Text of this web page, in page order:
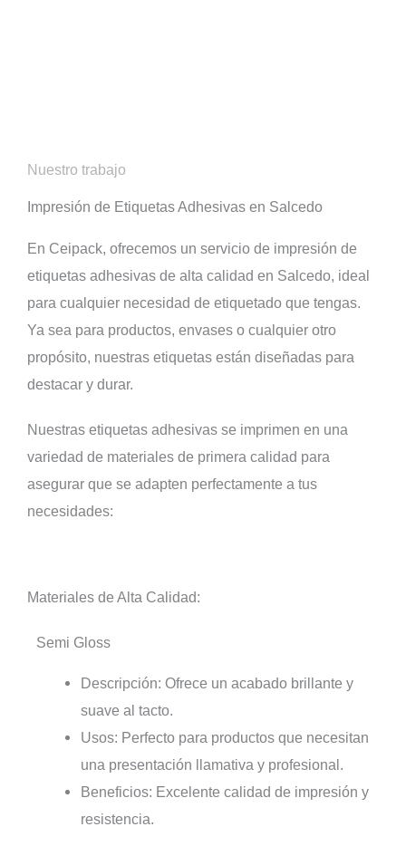
Nuestro trabajo
Impresión de Etiquetas Adhesivas en Salcedo
En Ceipack, ofrecemos un servicio de impresión de
etiquetas adhesivas de alta calidad en Salcedo, ideal
para cualquier necesidad de etiquetado que tengas.
Ya sea para productos, envases o cualquier otro
propósito, nuestras etiquetas están diseñadas para
destacar y durar.
Nuestras etiquetas adhesivas se imprimen en una
variedad de materiales de primera calidad para
asegurar que se adapten perfectamente a tus
necesidades:
Materiales de Alta Calidad:
Semi Gloss
Descripción: Ofrece un acabado brillante y
suave al tacto.
Usos: Perfecto para productos que necesitan
una presentación llamativa y profesional.
Beneficios: Excelente calidad de impresión y
resistencia.